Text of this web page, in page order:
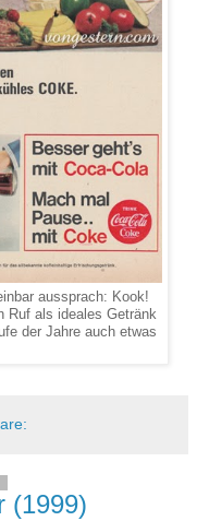
aussprach: Kook!
Ruf als ideales Getränk
der Jahre auch etwas
(1999)